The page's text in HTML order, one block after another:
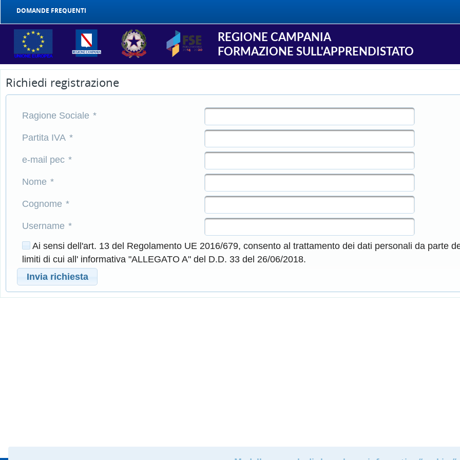
DOMANDE FREQUENTI
REGIONE CAMPANIA
FORMAZIONE SULL'APPRENDISTATO
Richiedi registrazione
Ragione Sociale *
Partita IVA *
e-mail pec *
Nome *
Cognome *
Username *
Ai sensi dell'art. 13 del Regolamento UE 2016/679, consento al trattamento dei dati personali da parte
limiti di cui all' informativa "ALLEGATO A" del D.D. 33 del 26/06/2018.
Invia richiesta